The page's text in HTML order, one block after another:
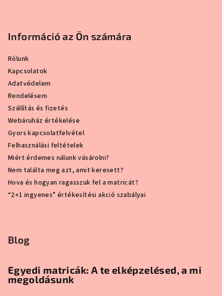
Információ az Ön számára
Rólunk
Kapcsolatok
Adatvédelem
Rendelésem
Szállítás és fizetés
Webáruház értékelése
Gyors kapcsolatfelvétel
Felhasználási feltételek
Miért érdemes nálunk vásárolni?
Nem találta meg azt, amit keresett?
Hova és hogyan ragasszuk fel a matricát?
“2+1 ingyenes” értékesítési akció szabályai
Blog
Egyedi matricák: A te elképzelésed, a mi
megoldásunk